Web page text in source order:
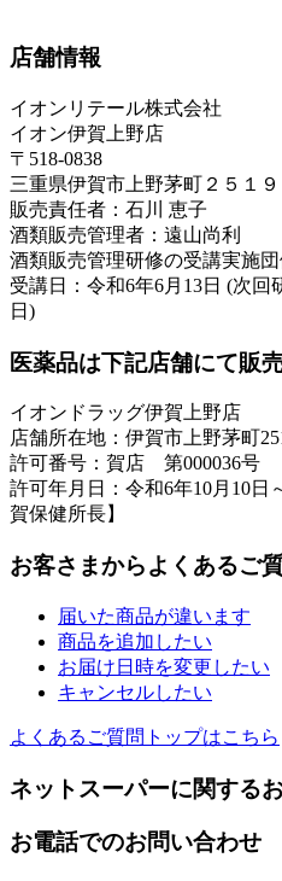
店舗情報
イオンリテール株式会社
イオン伊賀上野店
〒518-0838
三重県伊賀市上野茅町２５１９
販売責任者：石川 恵子
酒類販売管理者：遠山尚利
酒類販売管理研修の受講実施
受講日：令和6年6月13日 (次回
日)
医薬品は下記店舗にて販
イオンドラッグ伊賀上野店
店舗所在地：伊賀市上野茅町
許可番号：賀店 第000036号
許可年月日：令和6年10月10日
賀保健所長】
お客さまからよくあるご
届いた商品が違います
商品を追加したい
お届け日時を変更したい
キャンセルしたい
よくあるご質問トップはこちら
ネットスーパーに関する
お電話でのお問い合わせ